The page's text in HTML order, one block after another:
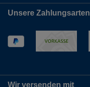
Unsere Zahlungsarten
Wir versenden mit